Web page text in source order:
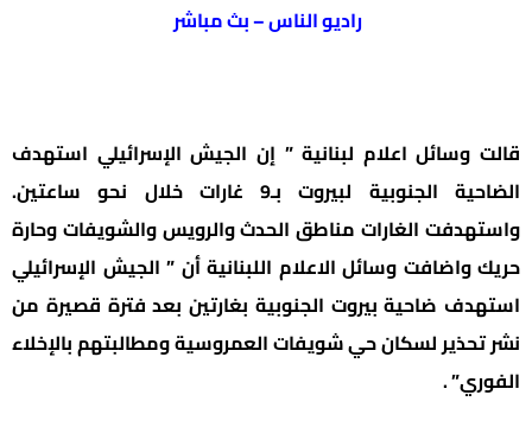
راديو الناس – بث مباشر
قالت وسائل اعلام لبنانية ” إن الجيش الإسرائيلي استهدف
الضاحية الجنوبية لبيروت بـ9 غارات خلال نحو ساعتين.
واستهدفت الغارات مناطق الحدث والرويس والشويفات وحارة
حريك واضافت وسائل الاعلام اللبنانية أن ” الجيش الإسرائيلي
استهدف ضاحية بيروت الجنوبية بغارتين بعد فترة قصيرة من
نشر تحذير لسكان حي شويفات العمروسية ومطالبتهم بالإخلاء
الفوري” .